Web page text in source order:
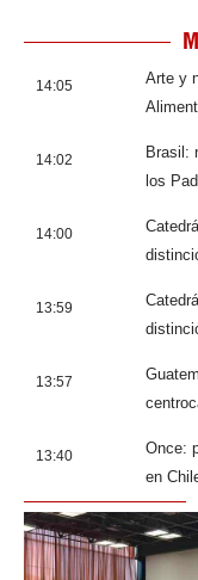
14:05
Arte y
14:02
Brasil:
los
14:00
13:59
13:57
13:40
Once:
en